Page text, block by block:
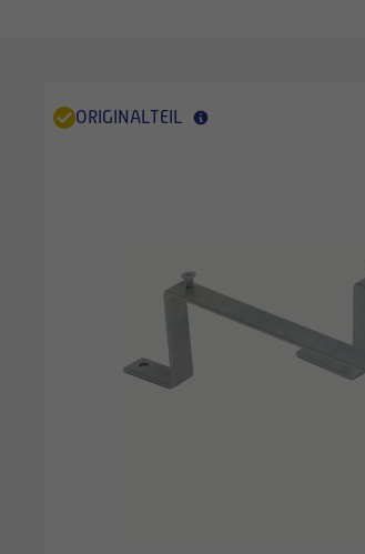
ORIGINALTEIL